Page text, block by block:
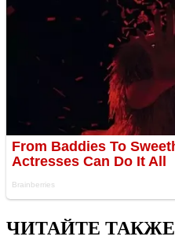
ЧИТАЙТЕ ТАКЖЕ